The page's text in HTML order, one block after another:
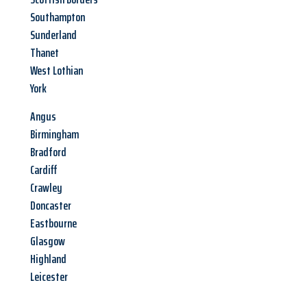
Southampton
Sunderland
Thanet
West Lothian
York
Angus
Birmingham
Bradford
Cardiff
Crawley
Doncaster
Eastbourne
Glasgow
Highland
Leicester